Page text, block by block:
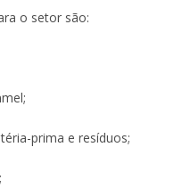
o setor são:
prima e resíduos;